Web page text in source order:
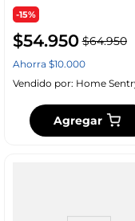
-15%
$54.950 $64.950
Ahorra $10.000
Vendido por: Home
Agregar